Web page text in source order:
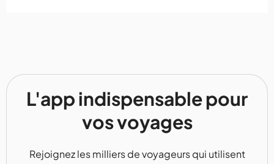
L'app indispensable pour
vos voyages
Rejoignez les milliers de voyageurs qui utilisent